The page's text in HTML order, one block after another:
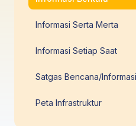
Informasi Serta Merta
Informasi Setiap Saat
Satgas Bencana/
Peta Infrastruktur